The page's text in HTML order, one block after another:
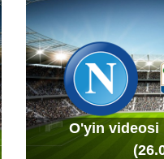
O'yin videosi